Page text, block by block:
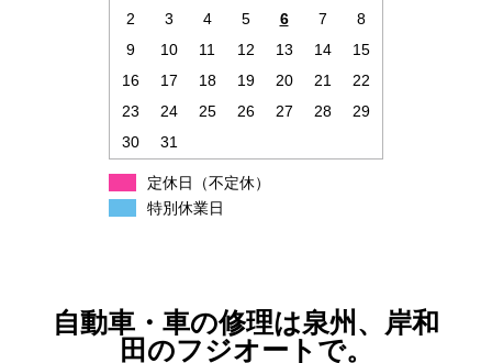
2
3 4 5 6 7
8
9
10 11 12 13 14
15
16
17 18 19 20 21
22
23
24 25 26 27 28
29
30
31
定休日（不定休）
特別休業日
自動車・車の修理は泉州、岸和
田のフジオートで。